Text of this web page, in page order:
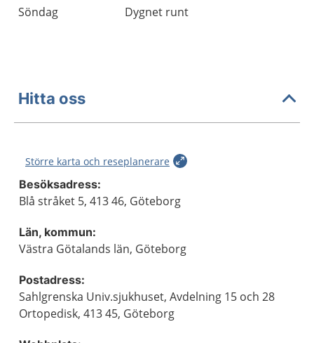
Söndag
Dygnet runt
Hitta oss
Större karta och reseplanerare
Besöksadress:
Blå stråket 5, 413 46, Göteborg
Län, kommun:
Västra Götalands län, Göteborg
Postadress:
Sahlgrenska Univ.sjukhuset, Avdelning 15 och 28
Ortopedisk, 413 45, Göteborg